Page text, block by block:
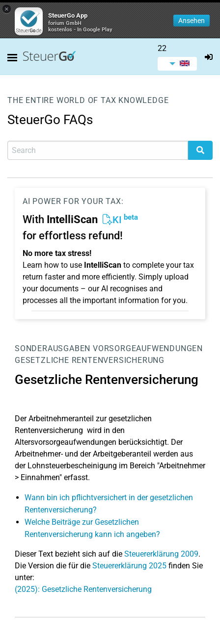
×
SteuerGo App
forium GmbH
kostenlos - In Google Play
Ansehen
22
THE ENTIRE WORLD OF TAX KNOWLEDGE
SteuerGo FAQs
AI POWER FOR YOUR TAX:
With IntelliScan KI beta
for effortless refund!
No more tax stress!
Learn how to use IntelliScan to complete your tax
return faster and more efficiently. Simply upload
your documents – our AI recognises and
processes all the important information for you.
SONDERAUSGABEN VORSORGEAUFWENDUNGEN
GESETZLICHE RENTENVERSICHERUNG
Gesetzliche Rentenversicherung
DerArbeitnehmeranteil zur gesetzlichen
Rentenversicherung wird in den
Altersvorsorgeaufwendungen berücksichtigt. Der
Arbeitnehmer- und der Arbeitgeberanteil werden aus
der Lohnsteuerbescheinigung im Bereich "Arbeitnehmer
> Einnahmen" erfasst.
Wann bin ich pflichtversichert in der gesetzlichen
Rentenversicherung?
Welche Beiträge zur Gesetzlichen
Rentenversicherung kann ich angeben?
Dieser Text bezieht sich auf die Steuererklärung 2009.
Die Version die für die Steuererklärung 2025 finden Sie
unter:
(2025): Gesetzliche Rentenversicherung